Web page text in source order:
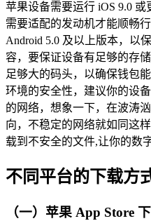
苹果设备需要运行 iOS 9.0
需要适配的发动机才能顺畅
Android 5.0 及以上版本，以
容，要保证设备有足够的存
足够大的码头，以确保钱包
环境的安全性，建议你的设
的网络，想象一下，在波涛
向，不稳定的网络就如同这
载到不安全的文件,让你的数
不同平台的下载方
（一）苹果 App Store